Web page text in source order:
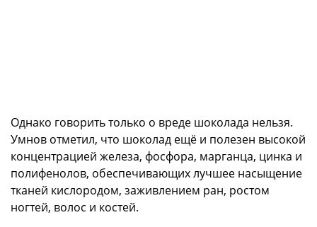
Однако говорить только о вреде шоколада нельзя.
Умнов отметил, что шоколад ещё и полезен высокой
концентрацией железа, фосфора, марганца, цинка и
полифенолов, обеспечивающих лучшее насыщение
тканей кислородом, заживлением ран, ростом
ногтей, волос и костей.